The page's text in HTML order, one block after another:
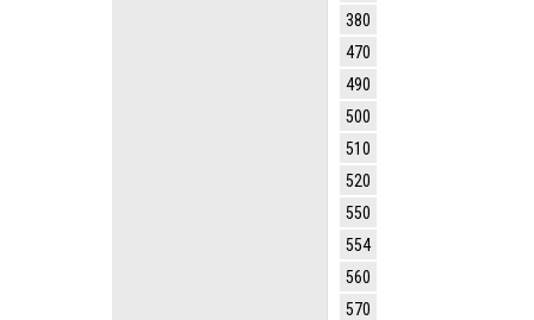
380
470
490
500
510
520
550
554
560
570